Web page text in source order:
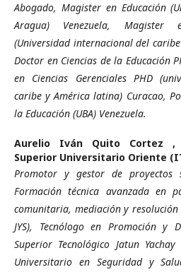
Abogado, Magister en Educación
Aragua) Venezuela, Magister
(Universidad internacional del
Doctor en Ciencias de la Educación
en Ciencias Gerenciales PHD
caribe y América latina) Curacao,
la Educación (UBA) Venezuela.
Aurelio Iván Quito Cortez ,
Superior Universitario Oriente
Promotor y gestor de proyectos
Formación técnica avanzada en
comunitaria, mediación y
JYS), Tecnólogo en Promoción y
Superior Tecnológico Jatun
Universitario en Seguridad y